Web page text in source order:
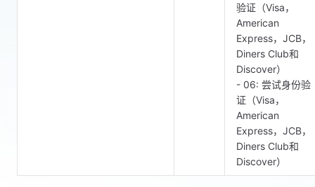
验证（Visa，
American
Express，JCB，
Diners Club和
Discover）
- 06: 尝试身份验
证（Visa，
American
Express，JCB，
Diners Club和
Discover）